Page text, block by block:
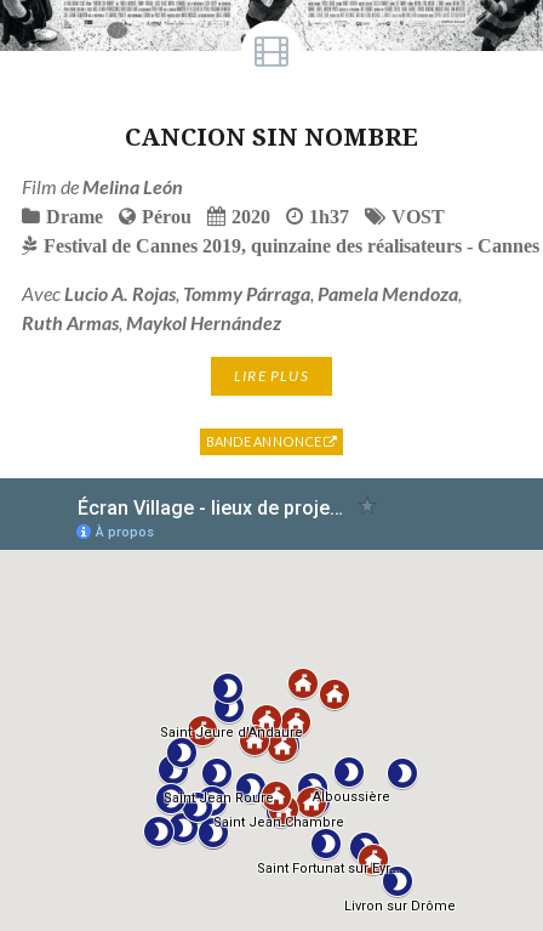
CANCION SIN NOMBRE
Film de Melina León
Drame Pérou 2020 1h37
VOST
Festival de Cannes 2019, quinzaine des réalisateurs - Cannes
Avec Lucio A. Rojas, Tommy Párraga, Pamela Mendoza,
Ruth Armas, Maykol Hernández
LIRE PLUS
BANDE ANNONCE